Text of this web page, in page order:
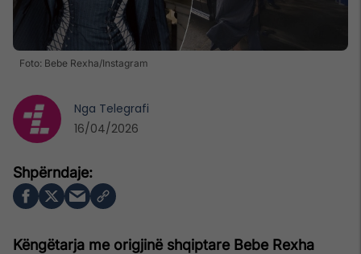
Foto: Bebe Rexha/Instagram
Këngëtarja me origjinë shqiptare Bebe Rexha
Nga Telegrafi
16/04/2026